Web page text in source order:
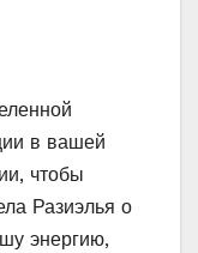
в вашей
чтобы
Разиэлья о
энергию,